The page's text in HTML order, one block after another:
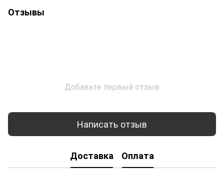
Отзывы
Добавьте первый отзыв
Написать отзыв
Доставка Оплата